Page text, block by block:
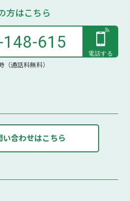
方はこちら
615
（通話料無料）
い合わせはこちら